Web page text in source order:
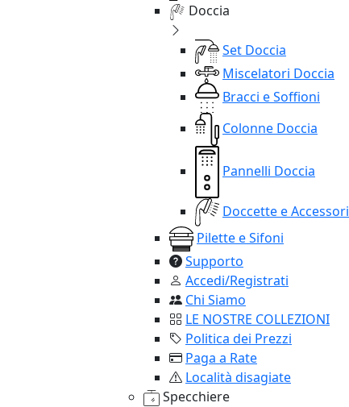
Doccia
Set Doccia
Miscelatori Doccia
Bracci e Soffioni
Colonne Doccia
Pannelli Doccia
Doccette e Accessori
Pilette e Sifoni
Supporto
Accedi/Registrati
Chi Siamo
LE NOSTRE COLLEZIONI
Politica dei Prezzi
Paga a Rate
Località disagiate
Specchiere